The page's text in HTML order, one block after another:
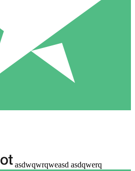
asdwqwrqweasd asdqwerq